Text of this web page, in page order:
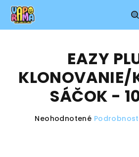
Prejsť
obsah
EAZY
KLONOVANIE/
SÁČOK -
Priemerné
Neohodnotené